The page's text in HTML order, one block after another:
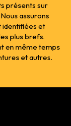
présents sur
assurons
et
plus brefs.
en même temps
et autres.